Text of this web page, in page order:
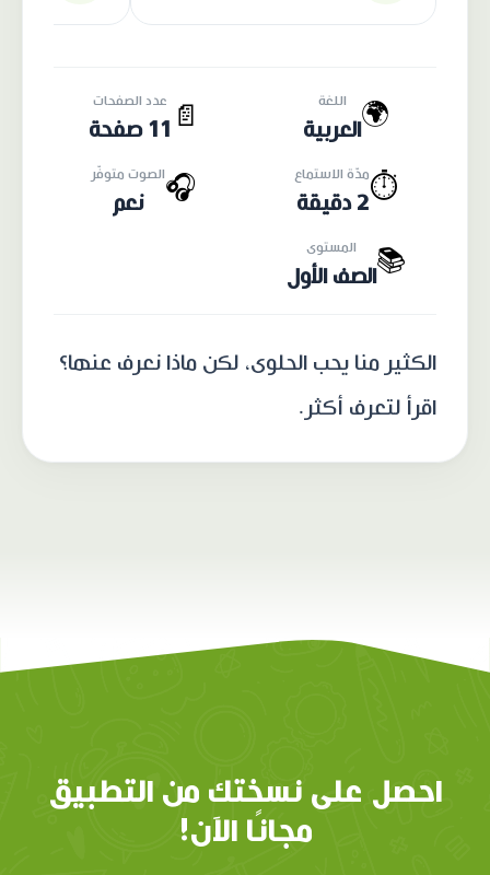
🌍 اللغة
العربية 📄
عدد الصفحات
11 صفحة
⏱️مدّة الاستماع
2 دقيقة
🎧الصوت متوفّر
نعم
📚 المستوى
الصف الأول
الكثير منا يحب الحلوى، لكن ماذا نعرف عنها؟
اقرأ لتعرف أكثر.
احصل على نسختك من التطبيق
مجانًا الآن!